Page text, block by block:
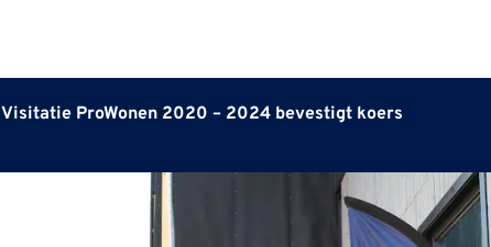
Visitatie ProWonen 2020 – 2024 bevestigt koers